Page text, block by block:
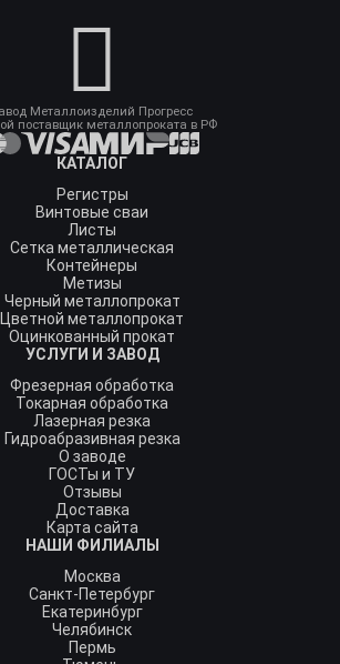
Металлоизделий Прогресс
поставщик металлопроката в РФ
КАТАЛОГ
Регистры
Винтовые сваи
Листы
Сетка металлическая
Контейнеры
Метизы
Черный металлопрокат
Цветной металлопрокат
Оцинкованный прокат
УСЛУГИ И ЗАВОД
Фрезерная обработка
Токарная обработка
Лазерная резка
Гидроабразивная резка
О заводе
ГОСТы и ТУ
Отзывы
Доставка
Карта сайта
НАШИ ФИЛИАЛЫ
Москва
Санкт-Петербург
Екатеринбург
Челябинск
Пермь